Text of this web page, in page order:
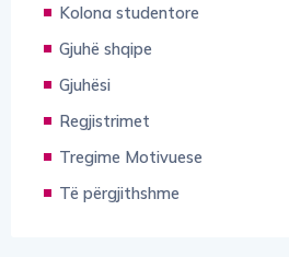
Kolona studentore
Gjuhë shqipe
Gjuhësi
Regjistrimet
Tregime Motivuese
Të përgjithshme